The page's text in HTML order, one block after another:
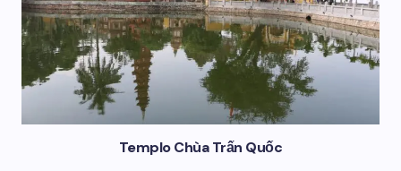
Templo Chùa Trấn Quốc